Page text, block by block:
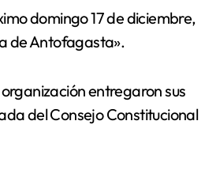
de Antofagasta».
entregaron sus
del Consejo Constitucional